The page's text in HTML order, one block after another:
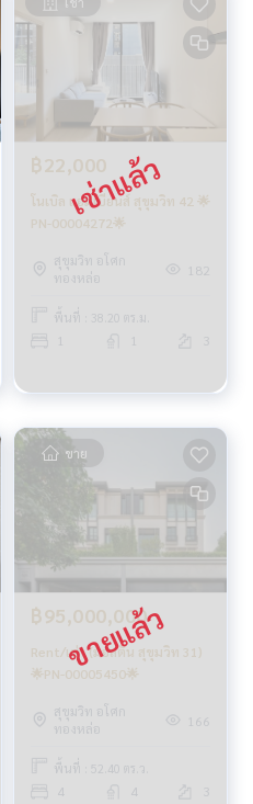
฿22,000
โนเบิล แอมเบียนส์ สุขุมวิท 42 🌟
PN-00004272🌟
สุขุมวิท อโศก
ทองหล่อ
182
พื้นที่ : 38.20 ตร.ม.
ขาย
฿95,000,000
Rent/เช่า (มอลตัน สุขุมวิท 31)
🌟PN-00005450🌟
สุขุมวิท อโศก
ทองหล่อ
166
พื้นที่ : 52.40 ตร.ว.
4 4